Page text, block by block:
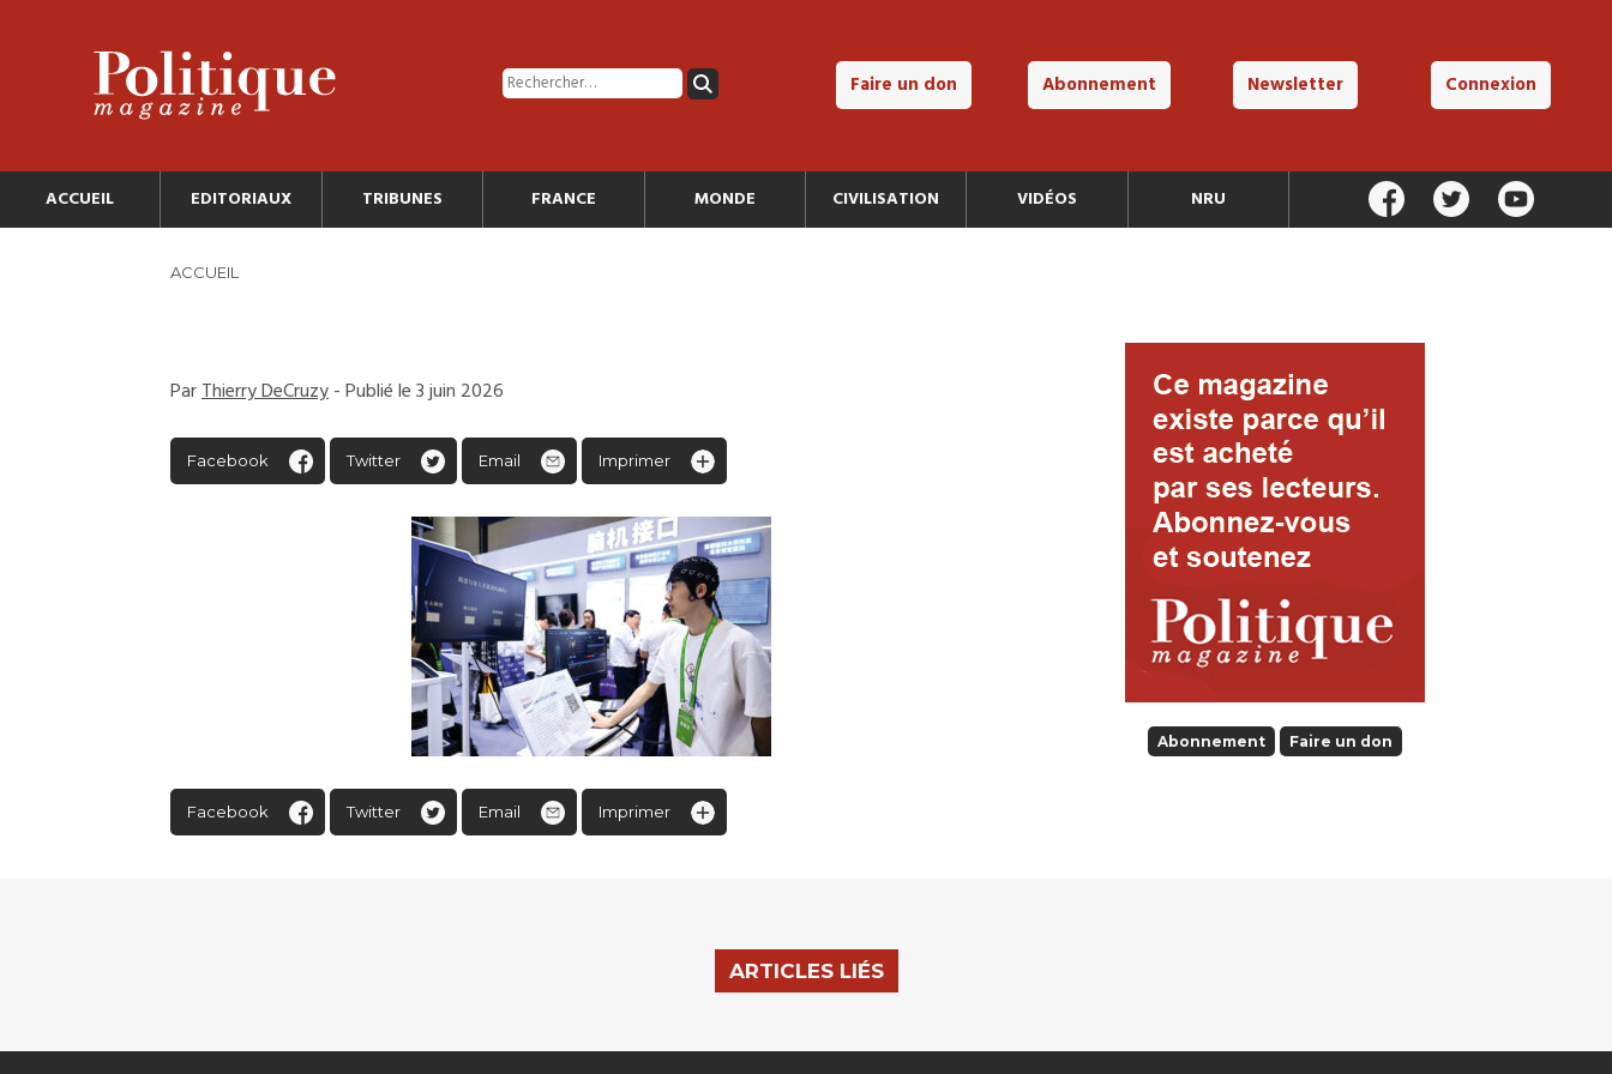
Faire un don Abonnement Newsletter Connexion
ACCUEIL EDITORIAUX TRIBUNES FRANCE MONDE CIVILISATION VIDÉOS NRU
ACCUEIL
ParThierry DeCruzy- Publié le 3 juin 2026
Facebook Twitter Email Imprimer
Facebook Twitter Email Imprimer
Abonnement Faire un don
ARTICLES LIÉS